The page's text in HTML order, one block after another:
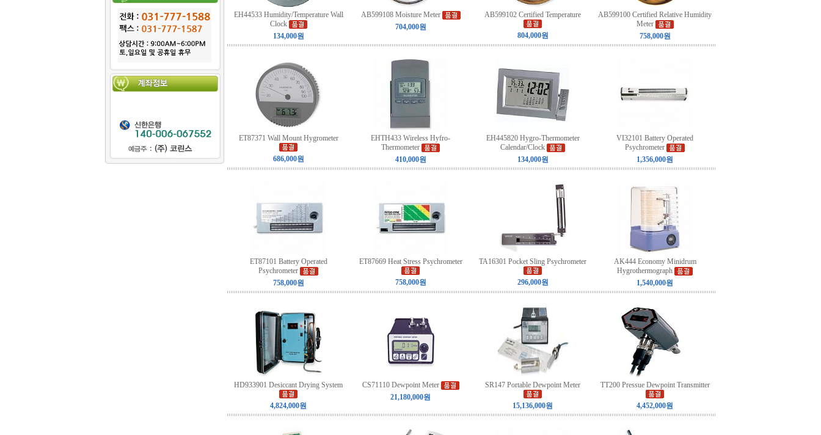
EH44533 Humidity/Temperature Wall
Clock
134,000원
AB599108 Moisture Meter
704,000원
AB599102 Certified Temperature
804,000원
AB599100 Certified Relative Humidity
Meter
758,000원
ET87371 Wall Mount Hygrometer
686,000원
EHTH433 Wireless Hyfro-
Thermometer
410,000원
EH445820 Hygro-Thermometer
Calendar/Clock
134,000원
VI32101 Battery Operated
Psychrometer
1,356,000원
ET87101 Battery Operated
Psychrometer
758,000원
ET87669 Heat Stress Psychrometer
758,000원
TA16301 Pocket Sling Psychrometer
296,000원
AK444 Economy Minidrum
Hygrothermograph
1,540,000원
HD933901 Desiccant Drying System
4,824,000원
CS71110 Dewpoint Meter
21,180,000원
SR147 Portable Dewpoint Meter
15,136,000원
TT200 Pressue Dewpoint Transmitter
4,452,000원